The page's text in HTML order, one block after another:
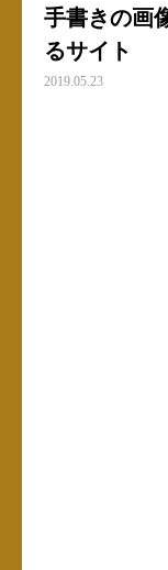
手書きの画
るサイト
2019.05.23
お知らせ